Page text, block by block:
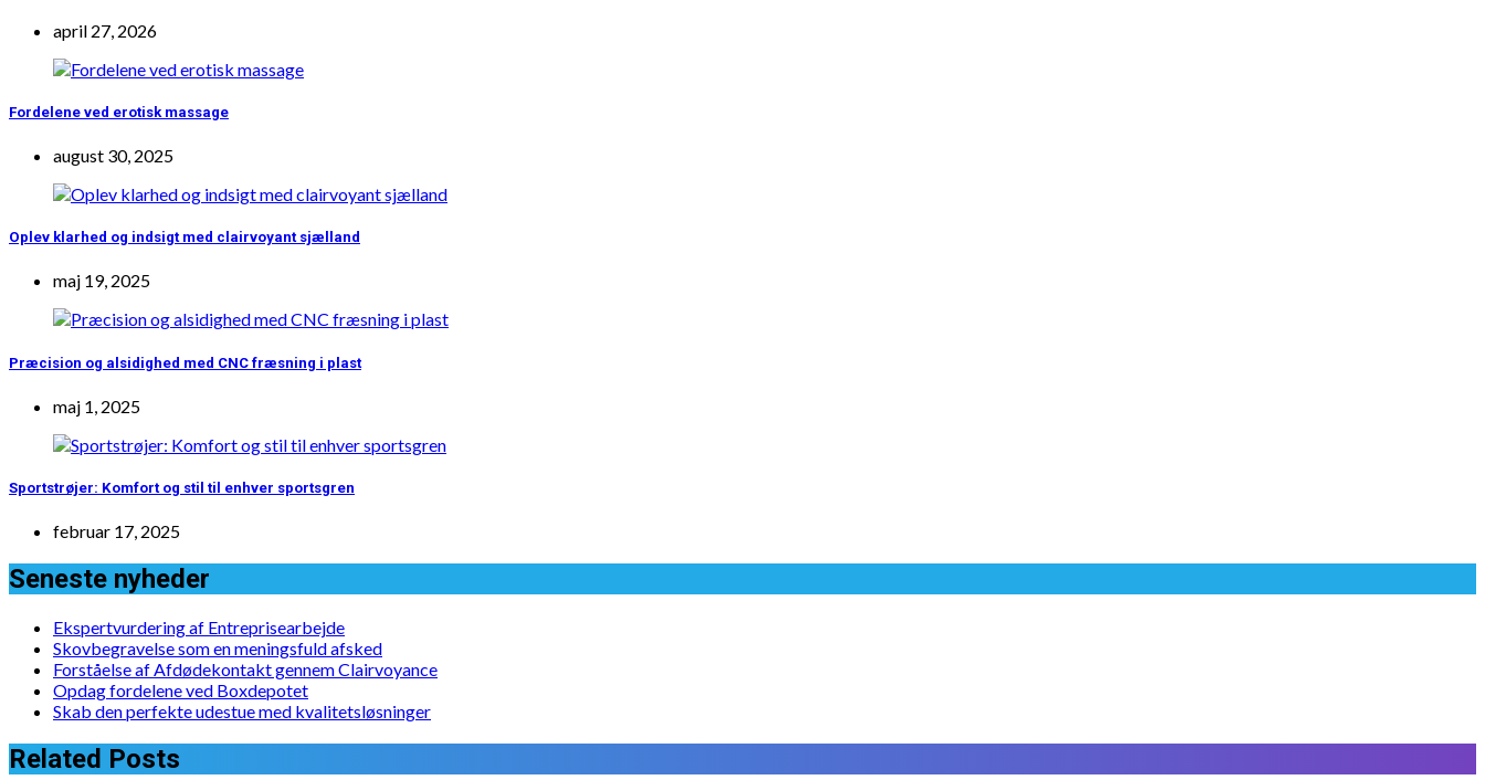
april 27, 2026
Fordelene ved erotisk massage
august 30, 2025
Oplev klarhed og indsigt med clairvoyant sjælland
maj 19, 2025
Præcision og alsidighed med CNC fræsning i plast
maj 1, 2025
Sportstrøjer: Komfort og stil til enhver sportsgren
februar 17, 2025
Seneste nyheder
Ekspertvurdering af Entreprisearbejde
Skovbegravelse som en meningsfuld afsked
Forståelse af Afdødekontakt gennem Clairvoyance
Opdag fordelene ved Boxdepotet
Skab den perfekte udestue med kvalitetsløsninger
Related Posts